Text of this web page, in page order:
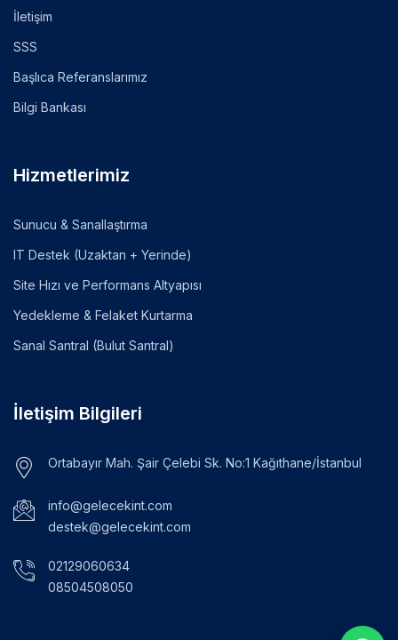
İletişim
SSS
Başlıca Referanslarımız
Bilgi Bankası
Hizmetlerimiz
Sunucu & Sanallaştırma
IT Destek (Uzaktan + Yerinde)
Site Hızı ve Performans Altyapısı
Yedekleme & Felaket Kurtarma
Sanal Santral (Bulut Santral)
İletişim Bilgileri
Ortabayır Mah. Şair Çelebi Sk. No:1 Kağıthane/İstanbul
info@gelecekint.com
destek@gelecekint.com
02129060634
08504508050